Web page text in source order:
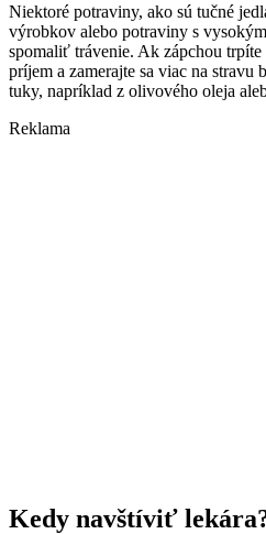
Niektoré potraviny, ako sú tučné
výrobkov alebo potraviny s
spomaliť trávenie. Ak zápchou trpíte
príjem a zamerajte sa viac na stravu
tuky, napríklad z olivového oleja
Reklama
Kedy navštíviť